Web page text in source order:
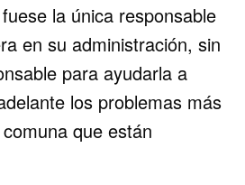
la única responsable
en su administración, sin
para ayudarla a
los problemas más
que están